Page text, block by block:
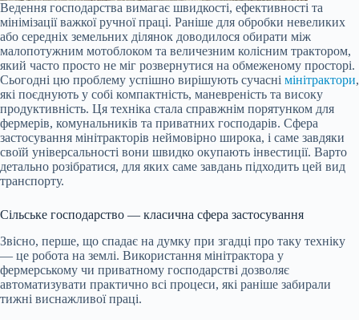
Ведення господарства вимагає швидкості, ефективності та
мінімізації важкої ручної праці. Раніше для обробки невеликих
або середніх земельних ділянок доводилося обирати між
малопотужним мотоблоком та величезним колісним трактором,
який часто просто не міг розвернутися на обмеженому просторі.
Сьогодні цю проблему успішно вирішують сучасні мінітрактори,
які поєднують у собі компактність, маневреність та високу
продуктивність. Ця техніка стала справжнім порятунком для
фермерів, комунальників та приватних господарів. Сфера
застосування мінітракторів неймовірно широка, і саме завдяки
своїй універсальності вони швидко окупають інвестиції. Варто
детально розібратися, для яких саме завдань підходить цей вид
транспорту.
Сільське господарство — класична сфера застосування
Звісно, перше, що спадає на думку при згадці про таку техніку
— це робота на землі. Використання мінітрактора у
фермерському чи приватному господарстві дозволяє
автоматизувати практично всі процеси, які раніше забирали
тижні виснажливої праці.